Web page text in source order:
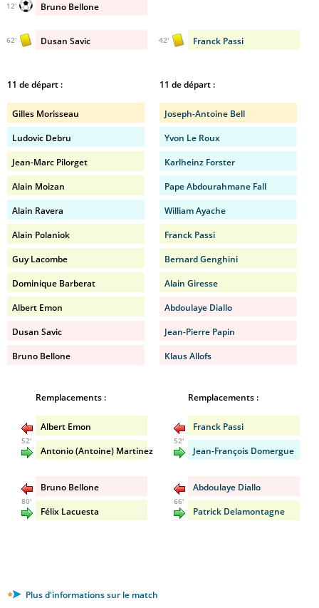
Bruno Bellone
12'
Dusan Savic
62' Franck Passi
42'
11 de départ :
Gilles Morisseau
Ludovic Debru
Jean-Marc Pilorget
Alain Moizan
Alain Ravera
Alain Polaniok
Guy Lacombe
Dominique Barberat
Albert Emon
Dusan Savic
Bruno Bellone
11 de départ :
Joseph-Antoine Bell
Yvon Le Roux
Karlheinz Forster
Pape Abdourahmane Fall
William Ayache
Franck Passi
Bernard Genghini
Alain Giresse
Abdoulaye Diallo
Jean-Pierre Papin
Klaus Allofs
Remplacements :
Albert Emon
52'
Antonio (Antoine) Martinez
Bruno Bellone
80'
Félix Lacuesta
Remplacements :
Franck Passi
52'
Jean-François Domergue
Abdoulaye Diallo
66'
Patrick Delamontagne
Plus d'informations sur le match